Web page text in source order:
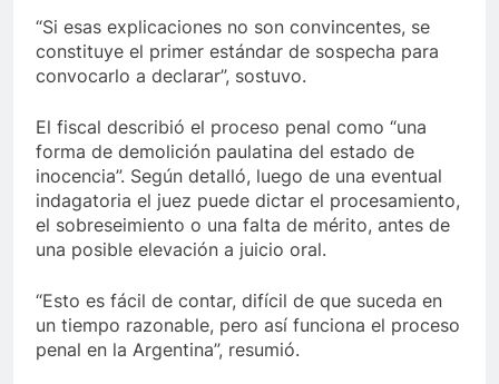
“Si esas explicaciones no son convincentes, se
constituye el primer estándar de sospecha para
convocarlo a declarar”, sostuvo.
El fiscal describió el proceso penal como “una
forma de demolición paulatina del estado de
inocencia”. Según detalló, luego de una eventual
indagatoria el juez puede dictar el procesamiento,
el sobreseimiento o una falta de mérito, antes de
una posible elevación a juicio oral.
“Esto es fácil de contar, difícil de que suceda en
un tiempo razonable, pero así funciona el proceso
penal en la Argentina”, resumió.